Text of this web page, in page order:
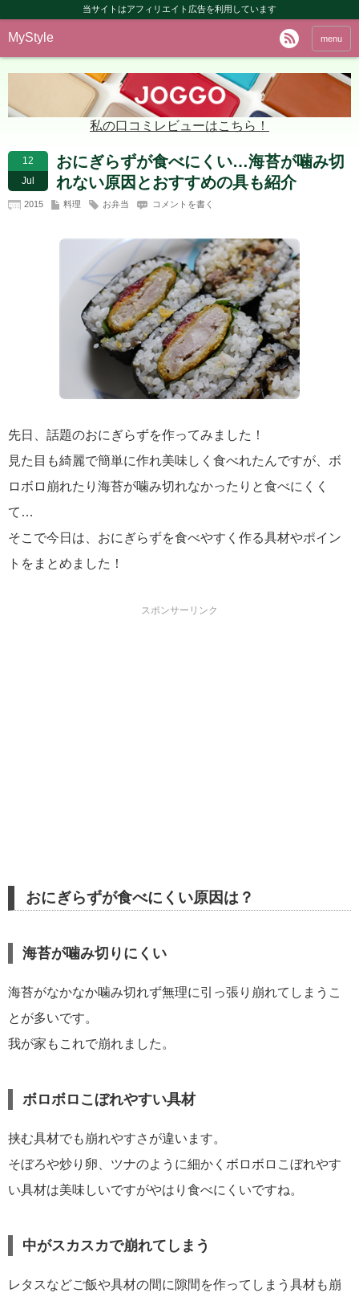
当サイトはアフィリエイト広告を利用しています
MyStyle menu
私の口コミレビューはこちら！
12
Jul
おにぎらずが食べにくい…海苔が噛み切
れない原因とおすすめの具も紹介
2015 料理 お弁当 コメントを書く
先日、話題のおにぎらずを作ってみました！
見た目も綺麗で簡単に作れ美味しく食べれたんですが、ボ
ロボロ崩れたり海苔が噛み切れなかったりと食べにくく
て…
そこで今日は、おにぎらずを食べやすく作る具材やポイン
トをまとめました！
スポンサーリンク
おにぎらずが食べにくい原因は？
海苔が噛み切りにくい
海苔がなかなか噛み切れず無理に引っ張り崩れてしまうこ
とが多いです。
我が家もこれで崩れました。
ボロボロこぼれやすい具材
挟む具材でも崩れやすさが違います。
そぼろや炒り卵、ツナのように細かくボロボロこぼれやす
い具材は美味しいですがやはり食べにくいですね。
中がスカスカで崩れてしまう
レタスなどご飯や具材の間に隙間を作ってしまう具材も崩